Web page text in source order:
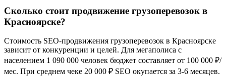
Сколько стоит продвижение грузоперевозок в
Красноярске?
Стоимость SEO-продвижения грузоперевозок в Красноярске
зависит от конкуренции и целей. Для мегаполиса с
населением 1 090 000 человек бюджет составляет от 100 000 ₽/
мес. При среднем чеке 20 000 ₽ SEO окупается за 3-6 месяцев.